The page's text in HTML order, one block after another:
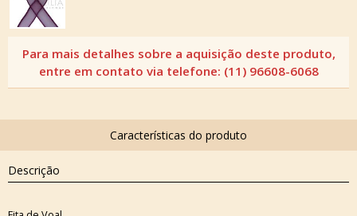
Descrição